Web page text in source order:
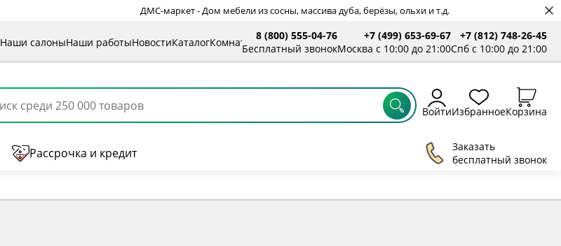
ДМС-маркет - Дом мебели из сосны, массива дуба, берёзы, ольхи и т.д.
Наши салоныНаши работыНовостиКаталогКомнаты
8 (800) 555-04-76
Бесплатный звонок
+7 (499) 653-69-67
Москва с 10:00 до 21:00
+7 (812) 748-26-45
Спб с 10:00 до 21:00
ВойтиИзбранноеКорзина
Рассрочка и кредит
Заказать
бесплатный звонок